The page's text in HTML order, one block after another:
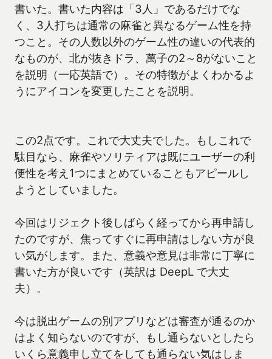
書いた。書いた内容は「3人」であるだけでな
く、3人打ちは通常の麻雀と異なるゲーム性を持
つこと。その人数以外のゲーム性の違いの代表的
なものが、北が抜きドラ、萬子の2～8がないこと
を説明（一応英語で）。その特徴がよくわかるよ
うにアイコンを変更したことを説明。
この2点です。これで大丈夫でした。もしこれで
駄目なら、麻雀やソリティアは既にユーザーの利
便性を考え1つにまとめていることもアピールし
ようとしていました。
今回はリジェクト後しばらく経ってから再申請し
たのですが、焦ってすぐに再申請はしない方が良
い気がします。また、意義や意見は非常に丁寧に
書いた方が良いです（英訳は DeepL で大丈
夫）。
今は脱出ゲームの別アプリなどは審査が通るのか
はよく知らないのですが、もし通らないとしたら
いくら意義申し立てをしても通らない気はしま